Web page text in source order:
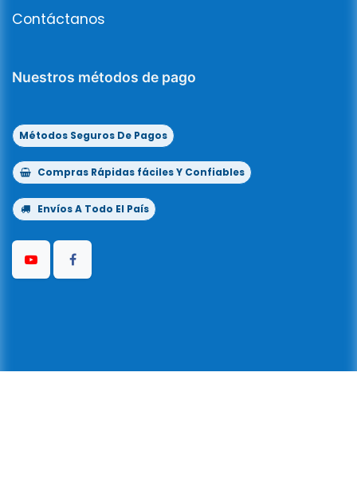
Contáctanos
Nuestros métodos de pago
Métodos Seguros De Pagos
Compras Rápidas fáciles Y Confiables
Envíos A Todo El País